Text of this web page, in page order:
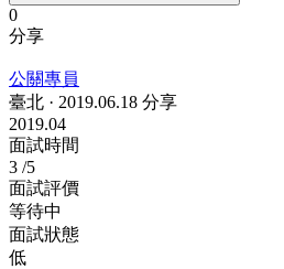
0
分享
公關專員
臺北 · 2019.06.18 分享
2019.04
面試時間
3 /5
面試評價
等待中
面試狀態
低